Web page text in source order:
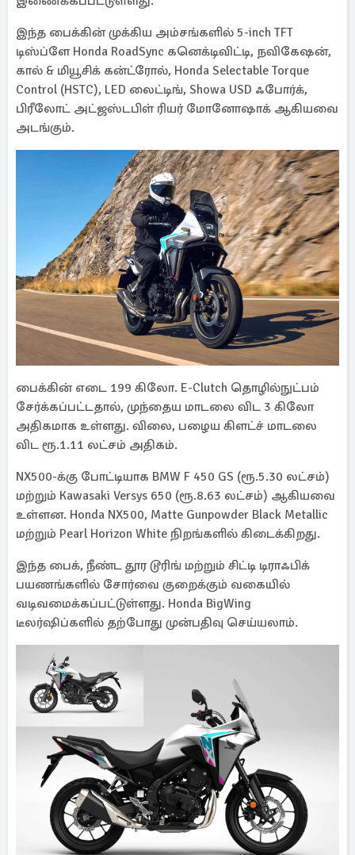
இந்த பைக்கின் முக்கிய அம்சங்களில் 5-inch TFT
டிஸ்ப்ளே Honda RoadSync கனெக்டிவிட்டி, நவிகேஷன்,
கால் & மியூசிக் கன்ட்ரோல், Honda Selectable Torque
Control (HSTC), LED லைட்டிங், Showa USD ஃபோர்க்,
பிரீலோட் அட்ஜஸ்டபிள் ரியர் மோனோஷாக் ஆகியவை
அடங்கும்.
பைக்கின் எடை 199 கிலோ. E-Clutch தொழில்நுட்பம்
சேர்க்கப்பட்டதால், முந்தைய மாடலை விட 3 கிலோ
அதிகமாக உள்ளது. விலை, பழைய கிளட்ச் மாடலை
விட ரூ.1.11 லட்சம் அதிகம்.
NX500-க்கு போட்டியாக BMW F 450 GS (ரூ.5.30 லட்சம்)
மற்றும் Kawasaki Versys 650 (ரூ.8.63 லட்சம்) ஆகியவை
உள்ளன. Honda NX500, Matte Gunpowder Black Metallic
மற்றும் Pearl Horizon White நிறங்களில் கிடைக்கிறது.
இந்த பைக், நீண்ட தூர டூரிங் மற்றும் சிட்டி டிராஃபிக்
பயணங்களில் சோர்வை குறைக்கும் வகையில்
வடிவமைக்கப்பட்டுள்ளது. Honda BigWing
டீலர்ஷிப்களில் தற்போது முன்பதிவு செய்யலாம்.